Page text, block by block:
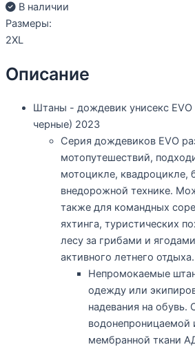
В наличии
Размеры:
2XL
Описание
Штаны - дождевик унисекс
черные) 2023
Серия дождевиков EVO
мотопутешествий,
мотоцикле, квадроцикле,
внедорожной технике.
также для командных
яхтинга, туристических
лесу за грибами и
активного летнего отдыха.
Непромокаемые
одежду или
надевания на обувь.
водонепроницаемой
мембранной ткани